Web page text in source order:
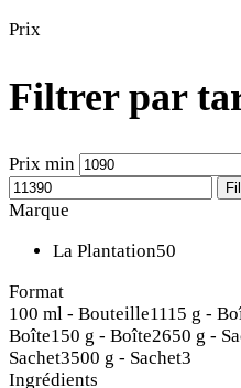
Prix
Filtrer par
Prix min
Marque
La Plantation50
Format
100 ml - Bouteille1115 g -
Boîte1 50 g - Boîte2650 g -
Sachet3500 g - Sachet3
Ingrédients